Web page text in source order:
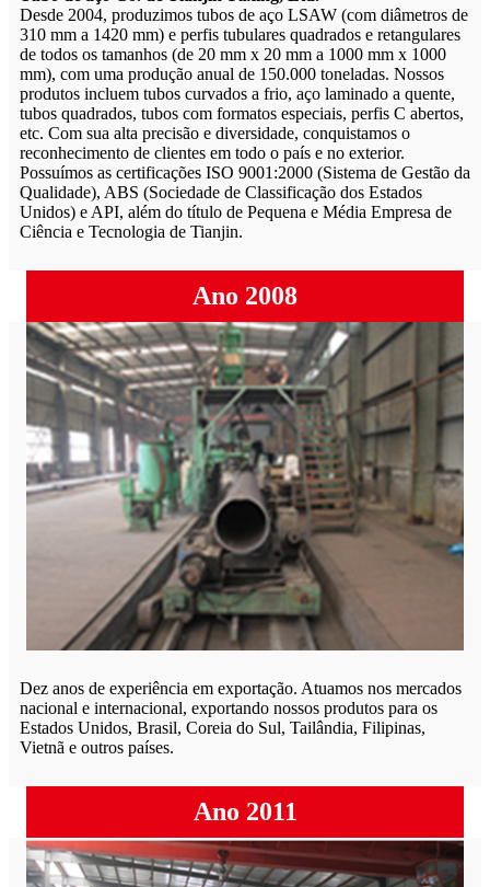
Desde 2004, produzimos tubos de aço LSAW (com diâmetros de
310 mm a 1420 mm) e perfis tubulares quadrados e retangulares
de todos os tamanhos (de 20 mm x 20 mm a 1000 mm x 1000
mm), com uma produção anual de 150.000 toneladas. Nossos
produtos incluem tubos curvados a frio, aço laminado a quente,
tubos quadrados, tubos com formatos especiais, perfis C abertos,
etc. Com sua alta precisão e diversidade, conquistamos o
reconhecimento de clientes em todo o país e no exterior.
Possuímos as certificações ISO 9001:2000 (Sistema de Gestão da
Qualidade), ABS (Sociedade de Classificação dos Estados
Unidos) e API, além do título de Pequena e Média Empresa de
Ciência e Tecnologia de Tianjin.
Ano 2008
Dez anos de experiência em exportação. Atuamos nos mercados
nacional e internacional, exportando nossos produtos para os
Estados Unidos, Brasil, Coreia do Sul, Tailândia, Filipinas,
Vietnã e outros países.
Ano 2011